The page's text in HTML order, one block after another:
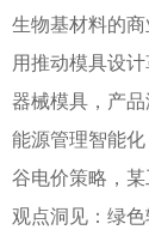
生物基材料的
用推动模具设
器械模具，产
能源管理智能化
谷电价策略，
观点洞见 ：绿